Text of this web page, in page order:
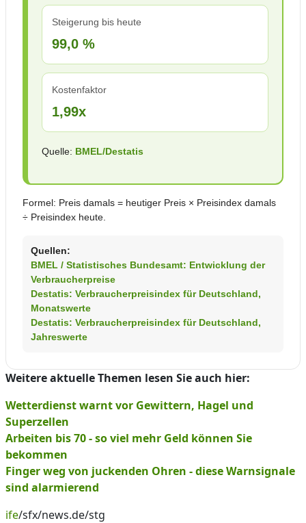
Steigerung bis heute
99,0 %
Kostenfaktor
1,99x
Quelle: BMEL/Destatis
Formel: Preis damals = heutiger Preis × Preisindex damals
÷ Preisindex heute.
Quellen:
BMEL / Statistisches Bundesamt: Entwicklung der
Verbraucherpreise
Destatis: Verbraucherpreisindex für Deutschland,
Monatswerte
Destatis: Verbraucherpreisindex für Deutschland,
Jahreswerte
Weitere aktuelle Themen lesen Sie auch hier:
Wetterdienst warnt vor Gewittern, Hagel und
Superzellen
Arbeiten bis 70 - so viel mehr Geld können Sie
bekommen
Finger weg von juckenden Ohren - diese Warnsignale
sind alarmierend
ife/sfx/news.de/stg